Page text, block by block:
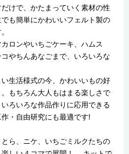
けで、かたまっていく素材の性
も簡単にかわいいフェルト製の
ロンやいちごケーキ、ハムス
やちんあなごまで、いろいろな
生活様式の今、かわいいもの好
もちろん大人もはまる楽しさで
ろいろな作品作りに応用できる
・自由研究にも最適です!
ら、ニケ、いちごミルクたちの